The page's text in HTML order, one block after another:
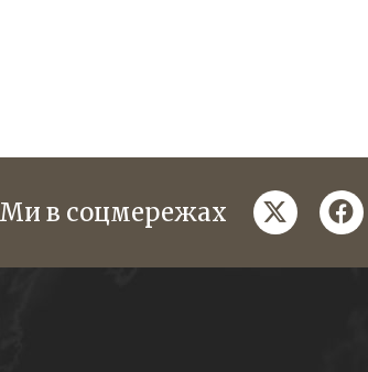
Ми в соцмережах twitter